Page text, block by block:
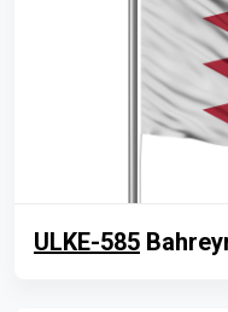
ULKE-585